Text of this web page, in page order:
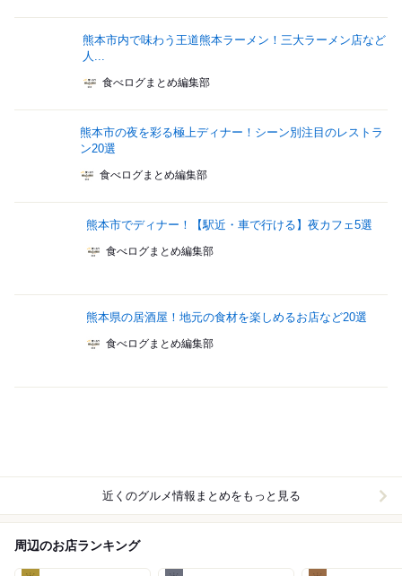
熊本市内で味わう王道熊本ラーメン！三大ラーメン店など
人...
食べログまとめ編集部
熊本市の夜を彩る極上ディナー！シーン別注目のレストラ
ン20選
食べログまとめ編集部
熊本市でディナー！【駅近・車で行ける】夜カフェ5選
食べログまとめ編集部
熊本県の居酒屋！地元の食材を楽しめるお店など20選
食べログまとめ編集部
近くのグルメ情報まとめをもっと見る
周辺のお店ランキング